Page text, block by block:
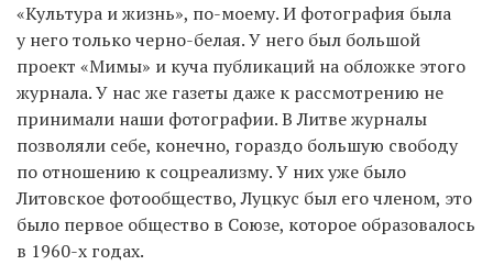
«Культура и жизнь», по-моему. И фотография была
у него только черно-белая. У него был большой
проект «Мимы» и куча публикаций на обложке этого
журнала. У нас же газеты даже к рассмотрению не
принимали наши фотографии. В Литве журналы
позволяли себе, конечно, гораздо большую свободу
по отношению к соцреализму. У них уже было
Литовское фотообщество, Луцкус был его членом, это
было первое общество в Союзе, которое образовалось
в 1960-х годах.